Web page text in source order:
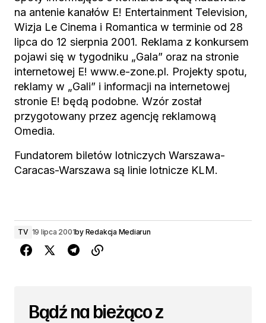
na antenie kanałów E! Entertainment Television,
Wizja Le Cinema i Romantica w terminie od 28
lipca do 12 sierpnia 2001. Reklama z konkursem
pojawi się w tygodniku „Gala” oraz na stronie
internetowej E! www.e-zone.pl. Projekty spotu,
reklamy w „Gali” i informacji na internetowej
stronie E! będą podobne. Wzór został
przygotowany przez agencję reklamową
Omedia.
Fundatorem biletów lotniczych Warszawa-
Caracas-Warszawa są linie lotnicze KLM.
TV 19 lipca 2001by Redakcja Mediarun
Bądź na bieżąco z